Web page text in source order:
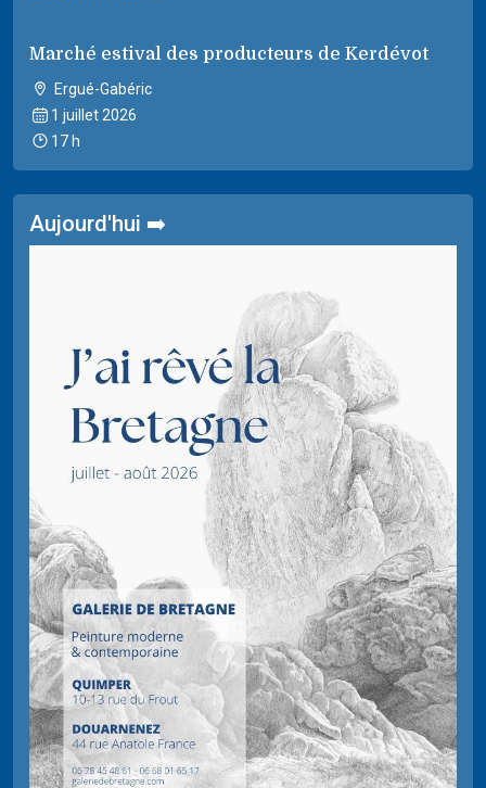
Marché estival des producteurs de Kerdévot
Ergué-Gabéric
1 juillet 2026
17 h
Aujourd'hui ➡️